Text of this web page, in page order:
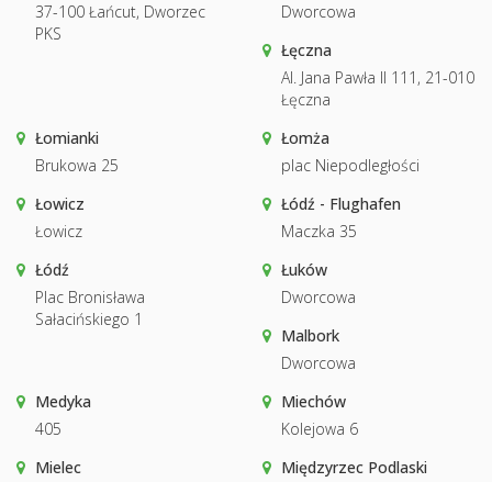
37-100 Łańcut, Dworzec
PKS
Dworcowa
Łęczna
Al. Jana Pawła II 111, 21-010
Łęczna
Łomianki
Brukowa 25
Łomża
plac Niepodległości
Łowicz
Łowicz
Łódź - Flughafen
Maczka 35
Łódź
Plac Bronisława
Sałacińskiego 1
Łuków
Dworcowa
Malbork
Dworcowa
Medyka
405
Miechów
Kolejowa 6
Mielec
Międzyrzec Podlaski